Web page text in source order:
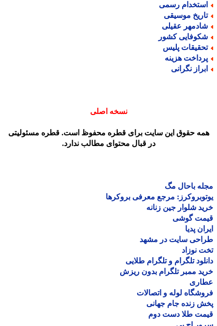
رسمی
موسیقی
عقیلی
کشور
پلیس
هزینه
نگرانی
نسخه اصلی
حقوق این سایت برای قطره محفوظ است. قطره مسئولیتی
در قبال محتوای مطالب ندارد.
باحال مگ
مرجع معرفی بروکرها
شلوار جین زنانه
گوشی
پدیا
سایت در مشهد
نوزاد
تلگرام و تلگرام طلایی
ممبر تلگرام بدون ریزش
لوله و اتصالات
زنده جام جهانی
طلا دست دوم